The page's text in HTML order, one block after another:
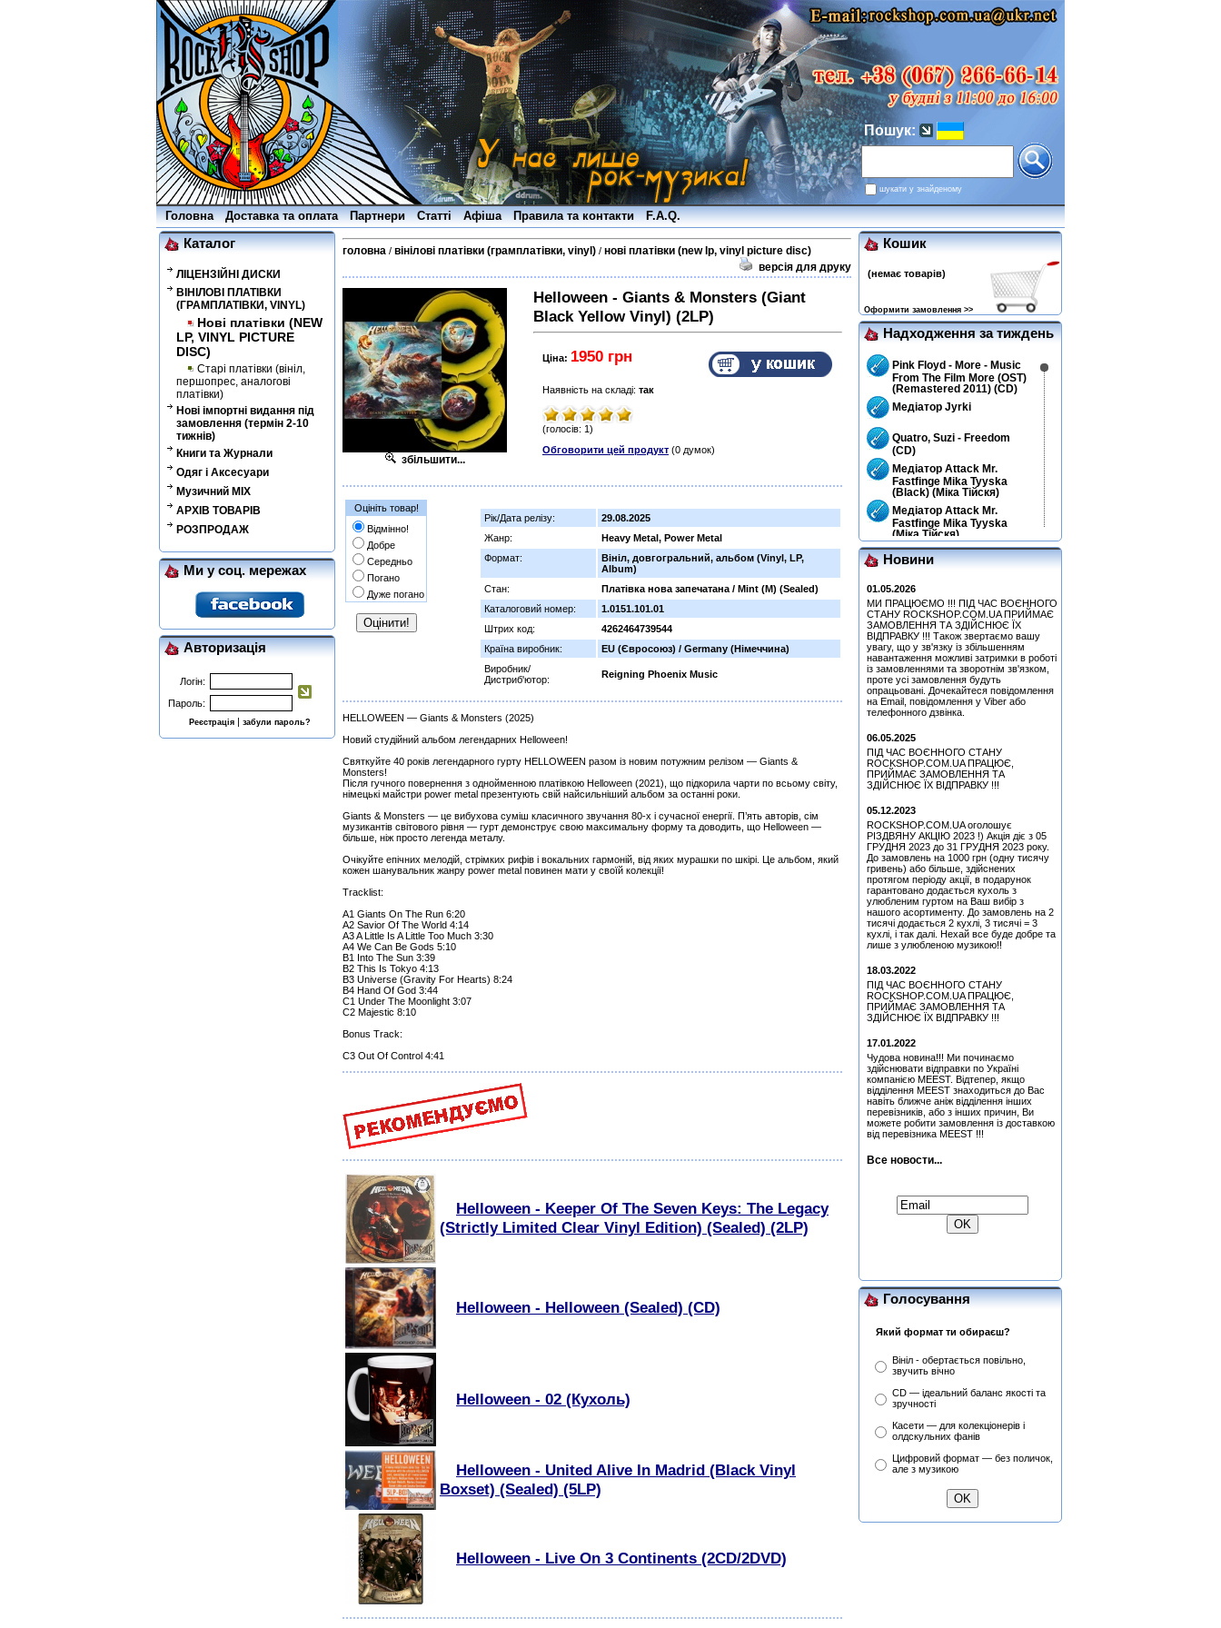
Пошук:
шукати у знайденому
Головна Доставка та оплата Партнери Статті Афіша Правила та контакти F.A.Q.
Каталог
ЛІЦЕНЗІЙНІ ДИСКИ
ВІНІЛОВІ ПЛАТІВКИ
(ГРАМПЛАТІВКИ, VINYL)
Нові платівки (NEW
LP, VINYL PICTURE
DISC)
Старі платівки (вініл,
першопрес, аналогові
платівки)
Нові імпортні видання під
замовлення (термін 2-10
тижнів)
Книги та Журнали
Одяг і Аксесуари
Музичний MIX
АРХІВ ТОВАРІВ
РОЗПРОДАЖ
Ми у соц. мережах
Авторизація
Логін:
Пароль:
Реєстрація| забули пароль?
головна / вінілові платівки (грамплатівки, vinyl) / нові платівки (new lp, vinyl picture disc)
версія для друку
збільшити...
Helloween - Giants & Monsters (Giant
Black Yellow Vinyl) (2LP)
Ціна: 1950 грн
Наявність на складі: так
(голосів: 1)
Обговорити цей продукт (0 думок)
Оцініть товар!
Відмінно!
Добре
Середньо
Погано
Дуже погано
Рік/Дата релізу:
29.08.2025
Жанр:
Heavy Metal, Power Metal
Формат:
Вініл, довгогральний, альбом (Vinyl, LP,
Album)
Стан:
Платівка нова запечатана / Mint (M) (Sealed)
Каталоговий номер:
1.0151.101.01
Штрих код:
4262464739544
Країна виробник:
EU (Євросоюз) / Germany (Німеччина)
Виробник/
Дистриб'ютор:
Reigning Phoenix Music
HELLOWEEN — Giants & Monsters (2025)
Новий студійний альбом легендарних Helloween!
Святкуйте 40 років легендарного гурту HELLOWEEN разом із новим потужним релізом — Giants &
Monsters!
Після гучного повернення з однойменною платівкою Helloween (2021), що підкорила чарти по всьому світу,
німецькі майстри power metal презентують свій найсильніший альбом за останні роки.
Giants & Monsters — це вибухова суміш класичного звучання 80-х і сучасної енергії. П’ять авторів, сім
музикантів світового рівня — гурт демонструє свою максимальну форму та доводить, що Helloween —
більше, ніж просто легенда металу.
Очікуйте епічних мелодій, стрімких рифів і вокальних гармоній, від яких мурашки по шкірі. Це альбом, який
кожен шанувальник жанру power metal повинен мати у своїй колекції!
Tracklist:
A1 Giants On The Run 6:20
A2 Savior Of The World 4:14
A3 A Little Is A Little Too Much 3:30
A4 We Can Be Gods 5:10
B1 Into The Sun 3:39
B2 This Is Tokyo 4:13
B3 Universe (Gravity For Hearts) 8:24
B4 Hand Of God 3:44
C1 Under The Moonlight 3:07
C2 Majestic 8:10
Bonus Track:
C3 Out Of Control 4:41
Helloween - Keeper Of The Seven Keys: The Legacy
(Strictly Limited Clear Vinyl Edition) (Sealed) (2LP)
Helloween - Helloween (Sealed) (CD)
Helloween - 02 (Кухоль)
Helloween - United Alive In Madrid (Black Vinyl
Boxset) (Sealed) (5LP)
Helloween - Live On 3 Continents (2CD/2DVD)
Кошик
(немає товарів)
Оформити замовлення >>
Надходження за тиждень
Pink Floyd - More - Music
From The Film More (OST)
(Remastered 2011) (CD)
Медіатор Jyrki
Quatro, Suzi - Freedom
(CD)
Медіатор Attack Mr.
Fastfinge Mika Tyyska
(Black) (Міка Тійскя)
Медіатор Attack Mr.
Fastfinge Mika Tyyska
(Міка Тійскя)
Медіатор Uriah Heep - Phil
Lanzon (Філ Лансон)
Медіатор Uriah Heep - Phil
Lanzon (Філ Лансон)
(Yellow) Колекційний
Медіатор Accept Uwe Lulis
Simon, Paul - Graceland
(25th Anniversary Edition)
(CD+DVD)
Медіатор Uriah Heep - Phil
Lanzon (Філ Лансон) (Red)
Медіатор Uriah Heep - Phil
Lanzon (Філ Лансон) (Blue)
Колекційний
Медіатор Accept Uwe Lulis
Медіатор Burning Dwarf
Attack Mr. Fastfinge Mika
Tyyska (Міка Тійскя)
Медіатор Attack Mr.
Fastfinge Mika Tyyska
(Міка Тійскя)
Медіатор Attack Mr.
Fastfinge Mika Tyyska
(Black) (Міка Тійскя)
Медіатор Uriah Heep - Phil
Колекційний
Медіатор Uriah Heep - Phil
Lanzon (Філ Лансон)
(Yellow) Колекційний
Медіатор Uriah Heep - Phil
Lanzon (Філ Лансон)
(Green) Колекційний
Медіатор Uriah Heep - Phil
Lanzon (Філ Лансон) (Red)
Колекційний
Attack Mr. Fastfinge Mika
Joe - Seesaw (CD)
Медіатор Uriah Heep - Phil
Lanzon (Філ Лансон)
Новини
01.05.2026
МИ ПРАЦЮЄМО !!! ПІД ЧАС ВОЄННОГО
СТАНУ ROCKSHOP.COM.UA ПРИЙМАЄ
ЗАМОВЛЕННЯ ТА ЗДІЙСНЮЄ ЇХ
ВІДПРАВКУ !!! Також звертаємо вашу
увагу, що у зв'язку із збільшенням
навантаження можливі затримки в роботі
із замовленнями та зворотнім зв'язком,
проте усі замовлення будуть
опрацьовані. Дочекайтеся повідомлення
на Email, повідомлення у Viber або
телефонного дзвінка.
06.05.2025
ПІД ЧАС ВОЄННОГО СТАНУ
ROCKSHOP.COM.UA ПРАЦЮЄ,
ПРИЙМАЄ ЗАМОВЛЕННЯ ТА
ЗДІЙСНЮЄ ЇХ ВІДПРАВКУ !!!
05.12.2023
ROCKSHOP.COM.UA оголошує
РІЗДВЯНУ АКЦІЮ 2023 !) Акція діє з 05
ГРУДНЯ 2023 до 31 ГРУДНЯ 2023 року.
До замовлень на 1000 грн (одну тисячу
гривень) або більше, здійснених
протягом періоду акції, в подарунок
гарантовано додається кухоль з
улюбленим гуртом на Ваш вибір з
нашого асортименту. До замовлень на 2
тисячі додається 2 кухлі, 3 тисячі = 3
кухлі, і так далі. Нехай все буде добре та
лише з улюбленою музикою!!
18.03.2022
ПІД ЧАС ВОЄННОГО СТАНУ
ROCKSHOP.COM.UA ПРАЦЮЄ,
ПРИЙМАЄ ЗАМОВЛЕННЯ ТА
ЗДІЙСНЮЄ ЇХ ВІДПРАВКУ !!!
17.01.2022
Чудова новина!!! Ми починаємо
здійснювати відправки по Україні
компанією MEEST. Відтепер, якщо
відділення MEEST знаходиться до Вас
навіть ближче аніж відділення інших
перевізників, або з інших причин, Ви
можете робити замовлення із доставкою
від перевізника MEEST !!!
Все новости...
Голосування
Який формат ти обираєш?
Вініл - обертається повільно,
звучить вічно
CD — ідеальний баланс якості та
зручності
Касети — для колекціонерів і
олдскульних фанів
Цифровий формат — без поличок,
але з музикою